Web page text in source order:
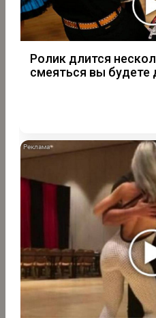
Ролик длится
смеяться вы будете